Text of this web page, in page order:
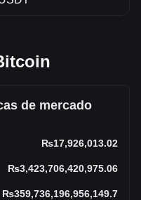
de mercado
₨17,926,013.02
₨3,423,706,420,975.06
₨359,736,196,956,149.7